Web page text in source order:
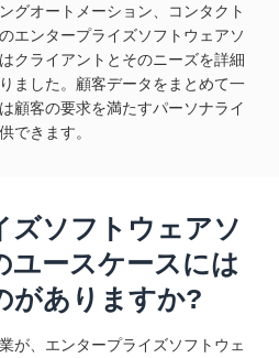
グオートメーション、コンタクト
エンタープライズソフトウェアソ
クライアントとそのニーズを詳細
ました。顧客データをまとめて一
顧客の要求を満たすパーソナライ
できます。
ズソフトウェアソ
ユースケースには
がありますか?
が、エンタープライズソフトウェ